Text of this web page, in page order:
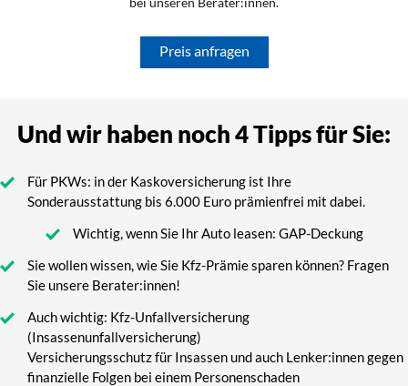
Preis anfragen
Und wir haben noch 4 Tipps für Sie:
Für PKWs: in der Kaskoversicherung ist Ihre
Sonderausstattung bis 6.000 Euro prämienfrei mit dabei.
Wichtig, wenn Sie Ihr Auto leasen: GAP-Deckung
Sie wollen wissen, wie Sie Kfz-Prämie sparen können? Fragen
Sie unsere Berater:innen!
Auch wichtig: Kfz-Unfallversicherung
(Insassenunfallversicherung)
Versicherungsschutz für Insassen und auch Lenker:innen gegen
finanzielle Folgen bei einem Personenschaden